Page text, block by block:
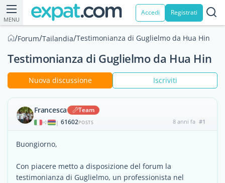
MENU
Accedi Registrati
/Forum/Tailandia/Testimonianza di Guglielmo da Hua Hin
Testimonianza di Guglielmo da Hua Hin
Nuova discussione Iscriviti
Francesca Team
| 61602POSTS 8 anni fa #1
Buongiorno,
Con piacere metto a disposizione del forum la
testimonianza di Guglielmo, un professionista nel